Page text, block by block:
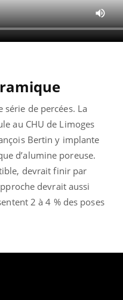
série de percées. La
au CHU de Limoges
Bertin y implante
d’alumine poreuse.
devrait finir par
devrait aussi
2 à 4 % des poses